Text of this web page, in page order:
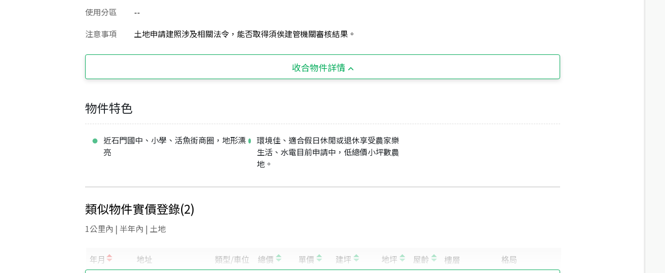
使用分區
--
注意事項
土地申請建照涉及相關法令，能否取得須俟建管機關審核結果。
收合物件詳情
物件特色
近石門國中、小學、活魚街商圈，地形漂
亮
環境佳、適合假日休閒或退休享受農家樂
生活、水電目前申請中，低總價小坪數農
地。
類似物件實價登錄(2)
1公里內 | 半年內 | 土地